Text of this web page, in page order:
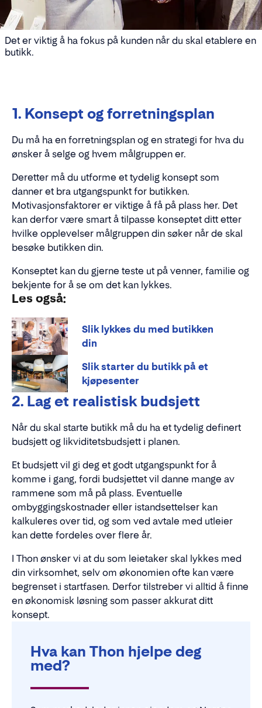
Det er viktig å ha fokus på kunden når du skal etablere en
butikk.
1. Konsept og forretningsplan
Du må ha en forretningsplan og en strategi for hva du
ønsker å selge og hvem målgruppen er.
Deretter må du utforme et tydelig konsept som
danner et bra utgangspunkt for butikken.
Motivasjonsfaktorer er viktige å få på plass her. Det
kan derfor være smart å tilpasse konseptet ditt etter
hvilke opplevelser målgruppen din søker når de skal
besøke butikken din.
Konseptet kan du gjerne teste ut på venner, familie og
bekjente for å se om det kan lykkes.
Les også:
Slik lykkes du med butikken
din
Slik starter du butikk på et
kjøpesenter
2. Lag et realistisk budsjett
Når du skal starte butikk må du ha et tydelig definert
budsjett og likviditetsbudsjett i planen.
Et budsjett vil gi deg et godt utgangspunkt for å
komme i gang, fordi budsjettet vil danne mange av
rammene som må på plass. Eventuelle
ombyggingskostnader eller istandsettelser kan
kalkuleres over tid, og som ved avtale med utleier
kan dette fordeles over flere år.
I Thon ønsker vi at du som leietaker skal lykkes med
din virksomhet, selv om økonomien ofte kan være
begrenset i startfasen. Derfor tilstreber vi alltid å finne
en økonomisk løsning som passer akkurat ditt
konsept.
Hva kan Thon hjelpe deg
med?